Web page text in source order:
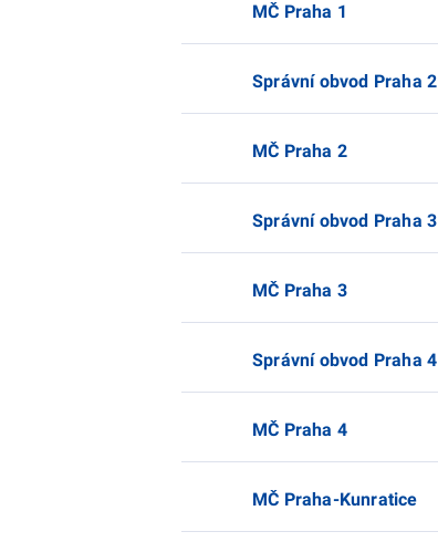
MČ Praha 1
Správní obvod Praha 2
MČ Praha 2
Správní obvod Praha 3
MČ Praha 3
Správní obvod Praha 4
MČ Praha 4
MČ Praha-Kunratice